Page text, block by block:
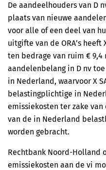
De aandeelhouders van D
plaats van nieuwe
voor alle of een deel van
uitgifte van de ORA’s heeft
ten bedrage van ruim € 9,4
aandelenbelang in D nv
in Nederland, waarvoor X
belastingplichtige in
emissiekosten ter zake van
van de in Nederland
worden gebracht.
Rechtbank Noord-Holland
emissiekosten aan de vi